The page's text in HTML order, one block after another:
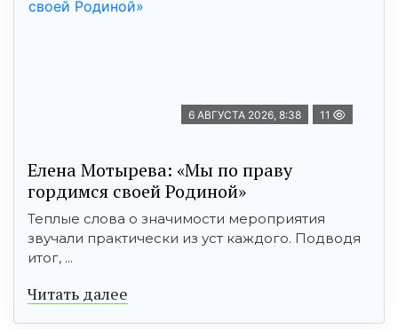
6 АВГУСТА 2026, 8:38 11
Елена Мотырева: «Мы по праву
гордимся своей Родиной»
Теплые слова о значимости мероприятия
звучали практически из уст каждого. Подводя
итог, ...
Читать далее